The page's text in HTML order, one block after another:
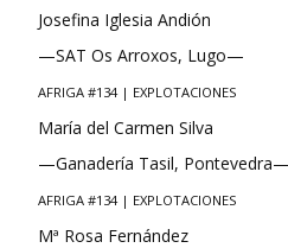
Josefina Iglesia Andión
—SAT Os Arroxos, Lugo—
AFRIGA #134 | EXPLOTACIONES
María del Carmen Silva
—Ganadería Tasil, Pontevedra—
AFRIGA #134 | EXPLOTACIONES
Mª Rosa Fernández